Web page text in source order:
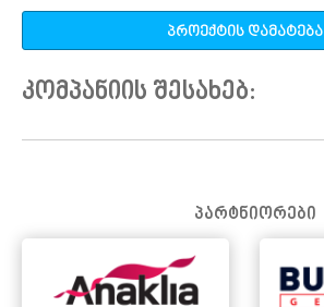
პროექტის დამატება
კომპანიის შესახებ:
პარტნიორები